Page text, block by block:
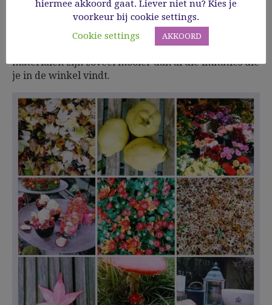
Het kost een beetje moeite, maar bijna geen geld.
Gebruik je creativiteit en je fantasie. Natuurlijke
materialen zijn zoveel mooier dan al die imitaties die
je in de winkel vindt.
hiermee akkoord gaat. Liever niet nu? Kies je
voorkeur bij cookie settings.
Cookie settings
AKKOORD